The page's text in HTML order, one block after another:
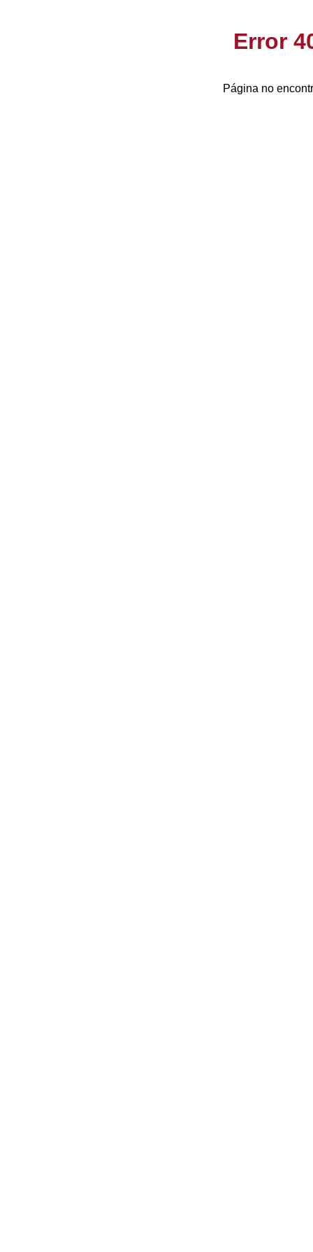
Error
Página no